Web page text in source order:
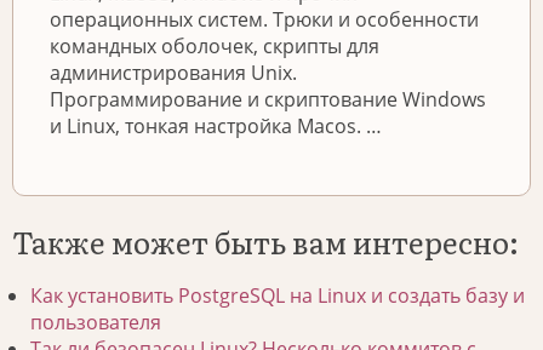
операционных систем. Трюки и особенности
командных оболочек, скрипты для
администрирования Unix.
Программирование и скриптование Windows
и Linux, тонкая настройка Macos. …
Также может быть вам интересно:
Как установить PostgreSQL на Linux и создать базу и
пользователя